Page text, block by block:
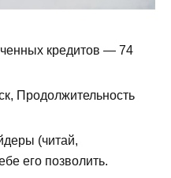
кредитов — 74
Продолжительность
(читай,
его позволить.